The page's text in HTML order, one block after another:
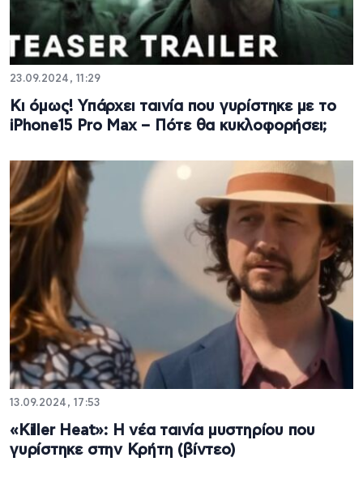
23.09.2024, 11:29
Κι όμως! Υπάρχει ταινία που γυρίστηκε με το
iPhone15 Pro Max – Πότε θα κυκλοφορήσει;
13.09.2024, 17:53
«Killer Heat»: Η νέα ταινία μυστηρίου που
γυρίστηκε στην Κρήτη (βίντεο)